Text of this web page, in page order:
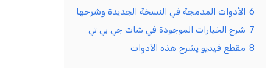
6
الأدوات المدمجة في النسخة الجديدة وشرحها
7 شرح الخيارات الموجودة في شات جي بي تي
8 مقطع فيديو يشرح هذه الأدوات